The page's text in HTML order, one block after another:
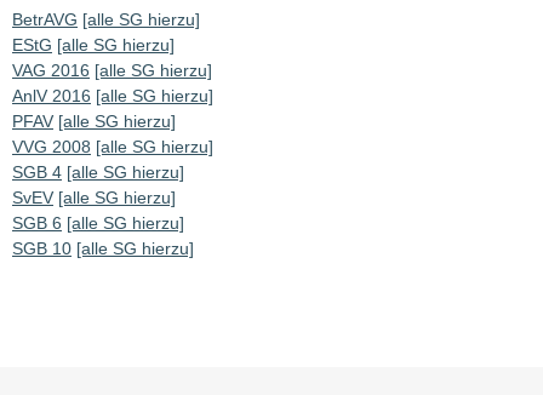
BetrAVG [alle SG hierzu]
EStG [alle SG hierzu]
VAG 2016 [alle SG hierzu]
AnlV 2016 [alle SG hierzu]
PFAV [alle SG hierzu]
VVG 2008 [alle SG hierzu]
SGB 4 [alle SG hierzu]
SvEV [alle SG hierzu]
SGB 6 [alle SG hierzu]
SGB 10 [alle SG hierzu]